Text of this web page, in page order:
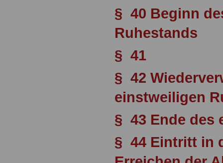
§ 40 Beginn
Ruhestands
§ 41
§ 42
einstweiligen
§ 43 Ende des
§ 44 Eintritt in